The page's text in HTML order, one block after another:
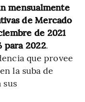
mensualmente
de Mercado
de 2021
para 2022.
que provee
la suba de
sus